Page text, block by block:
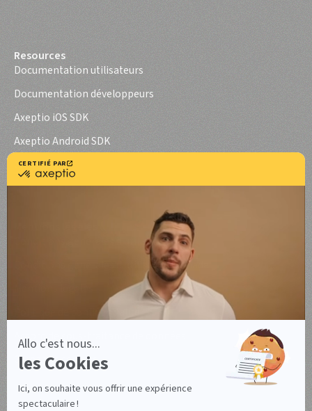
Resources
Documentation utilisateurs
Documentation développeurs
Axeptio iOS SDK
Axeptio Android SDK
Cas d'usage
Conditions générales d'utilisation
Conditions générales d'utilisation Canada
Politique de confidentialité
Accord de sous-traitance de données
Gérez vos cookies